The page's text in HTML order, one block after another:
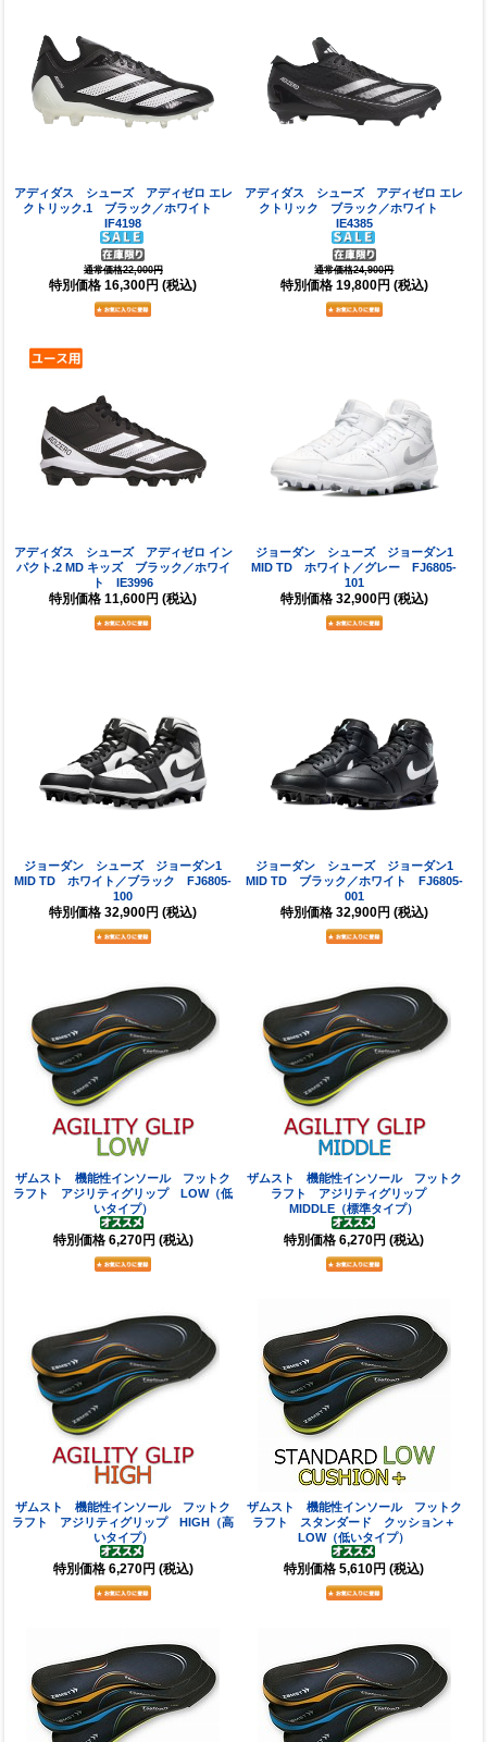
アディダス シューズ アディゼロ エレ
クトリック.1 ブラック／ホワイト
IF4198
通常価格22,000円
特別価格 16,300円 (税込)
アディダス シューズ アディゼロ エレ
クトリック ブラック／ホワイト
IE4385
通常価格24,900円
特別価格 19,800円 (税込)
アディダス シューズ アディゼロ イン
パクト.2 MD キッズ ブラック／ホワイ
ト IE3996
特別価格 11,600円 (税込)
ジョーダン シューズ ジョーダン1
MID TD ホワイト／グレー FJ6805-
101
特別価格 32,900円 (税込)
ジョーダン シューズ ジョーダン1
MID TD ホワイト／ブラック FJ6805-
100
特別価格 32,900円 (税込)
ジョーダン シューズ ジョーダン1
MID TD ブラック／ホワイト FJ6805-
001
特別価格 32,900円 (税込)
ザムスト 機能性インソール フットク
ラフト アジリティグリップ LOW（低
いタイプ）
特別価格 6,270円 (税込)
ザムスト 機能性インソール フットク
ラフト アジリティグリップ
MIDDLE（標準タイプ）
特別価格 6,270円 (税込)
ザムスト 機能性インソール フットク
ラフト アジリティグリップ HIGH（高
いタイプ）
特別価格 6,270円 (税込)
ザムスト 機能性インソール フットク
ラフト スタンダード クッション＋
LOW（低いタイプ）
特別価格 5,610円 (税込)